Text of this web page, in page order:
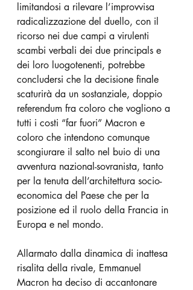
limitandosi a rilevare l’improvvisa
radicalizzazione del duello, con il
ricorso nei due campi a virulenti
scambi verbali dei due principals e
dei loro luogotenenti, potrebbe
concludersi che la decisione finale
scaturirà da un sostanziale, doppio
referendum fra coloro che vogliono a
tutti i costi “far fuori” Macron e
coloro che intendono comunque
scongiurare il salto nel buio di una
avventura nazional-sovranista, tanto
per la tenuta dell’architettura socio-
economica del Paese che per la
posizione ed il ruolo della Francia in
Europa e nel mondo.
Allarmato dalla dinamica di inattesa
risalita della rivale, Emmanuel
Macron ha deciso di accantonare